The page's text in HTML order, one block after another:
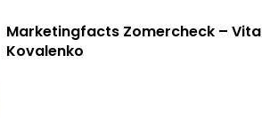
Marketingfacts Zomercheck – Vita
Kovalenko